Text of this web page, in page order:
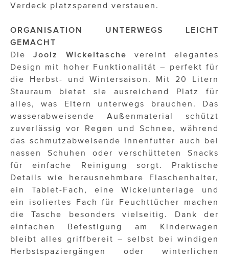
Verdeck platzsparend verstauen.
ORGANISATION UNTERWEGS LEICHT
GEMACHT
Die
Joolz Wickeltasche vereint elegantes
Design mit hoher Funktionalität – perfekt für
die Herbst- und Wintersaison. Mit 20 Litern
Stauraum bietet sie ausreichend Platz für
alles, was Eltern unterwegs brauchen. Das
wasserabweisende Außenmaterial schützt
zuverlässig vor Regen und Schnee, während
das schmutzabweisende Innenfutter auch bei
nassen Schuhen oder verschütteten Snacks
für einfache Reinigung sorgt. Praktische
Details wie herausnehmbare Flaschenhalter,
ein Tablet-Fach, eine Wickelunterlage und
ein isoliertes Fach für Feuchttücher machen
die Tasche besonders vielseitig. Dank der
einfachen Befestigung am Kinderwagen
bleibt alles griffbereit – selbst bei windigen
Herbstspaziergängen oder winterlichen